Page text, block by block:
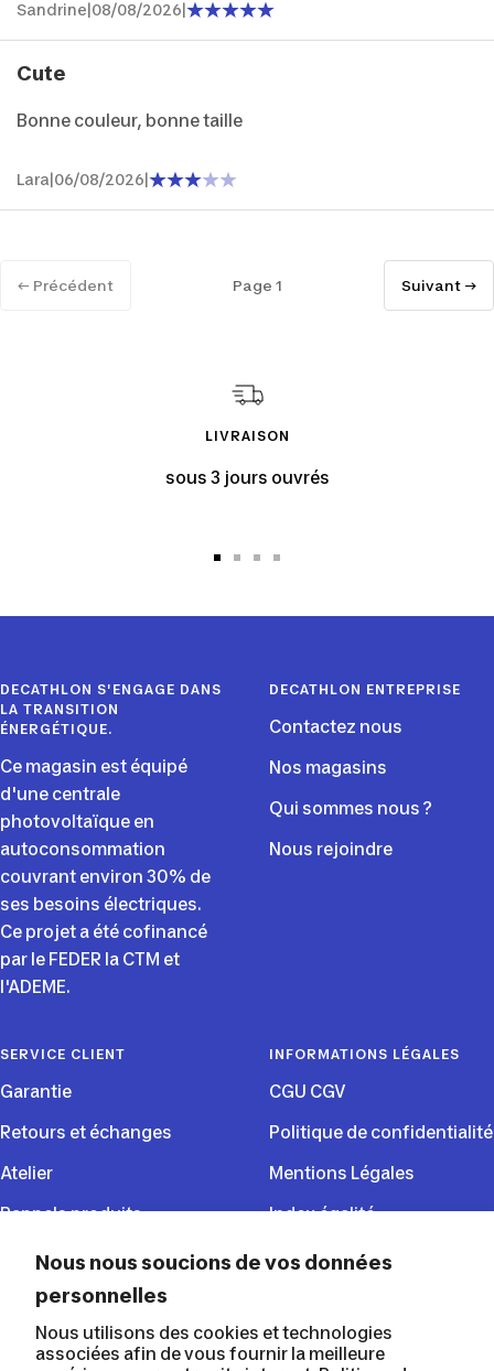
Nous nous soucions de vos données
personnelles
Nous utilisons des cookies et technologies
associées afin de vous fournir la meilleure
Sandrine|08/08/2026|
Cute
Bonne couleur, bonne taille
Lara|06/08/2026|
← Précédent Page 1 Suivant →
LIVRAISON
sous 3 jours ouvrés
DECATHLON S'ENGAGE DANS
LA TRANSITION
ÉNERGÉTIQUE.
Ce magasin est équipé
d'une centrale
photovoltaïque en
autoconsommation
couvrant environ 30% de
ses besoins électriques.
Ce projet a été cofinancé
par le FEDER la CTM et
l'ADEME.
DECATHLON ENTREPRISE
Contactez nous
Nos magasins
Qui sommes nous ?
Nous rejoindre
SERVICE CLIENT
Garantie
Retours et échanges
Atelier
Rappels produits
INFORMATIONS LÉGALES
CGU CGV
Politique de confidentialité
Mentions Légales
Index égalité
CGU du programme de
SUIVEZ NOUS